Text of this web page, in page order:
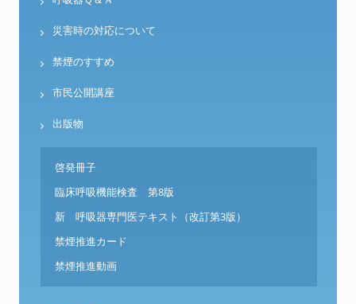
災害時の対応について
禁煙のすすめ
市民公開講座
出版物
啓発冊子
臨床呼吸機能検査 第8版
新 呼吸器専門医テキスト（改訂第3版）
禁煙推進カード
禁煙推進動画